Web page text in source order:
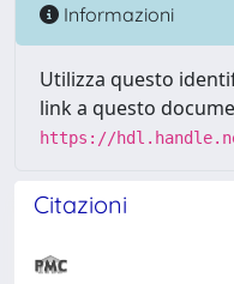
Informazioni
Utilizza questo
link a questo
https://
Citazioni